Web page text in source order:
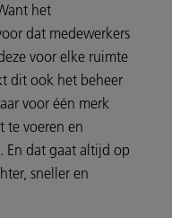
het
dat medewerkers
voor elke ruimte
dit ook het beheer
voor één merk
te voeren en
En dat gaat altijd op
sneller en